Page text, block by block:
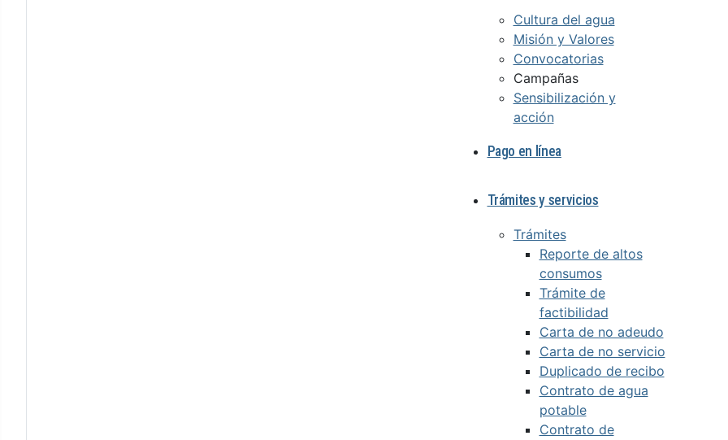
Cultura del agua
Misión y Valores
Convocatorias
Campañas
Sensibilización y
acción
Pago en línea
Trámites y servicios
Trámites
Reporte de altos
consumos
Trámite de
factibilidad
Carta de no adeudo
Carta de no servicio
Duplicado de recibo
Contrato de agua
potable
Contrato de